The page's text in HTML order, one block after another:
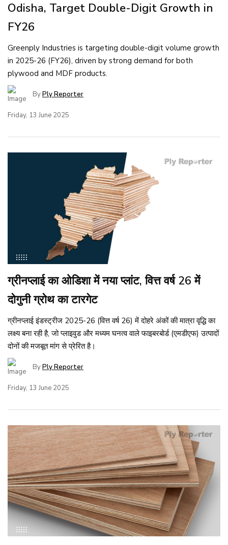
Odisha, Target Double-Digit Growth in
FY26
Greenply Industries is targeting double-digit volume growth
in 2025-26 (FY26), driven by strong demand for both
plywood and MDF products.
ByPly Reporter
Friday, 13 June 2025
ग्रीनप्लाई का ओडिशा में नया प्लांट, वित्त वर्ष 26 में
दोगुनी ग्रोथ का टारगेट
ग्रीनप्लाई इंडस्ट्रीज 2025-26 (वित्त वर्ष 26) में दोहरे अंकों की मात्रा वृद्धि का
लक्ष्य बना रही है, जो प्लाइवुड और मध्यम घनत्व वाले फाइबरबोर्ड (एमडीएफ) उत्पादों
दोनों की मजबूत मांग से प्रेरित है।
ByPly Reporter
Friday, 13 June 2025